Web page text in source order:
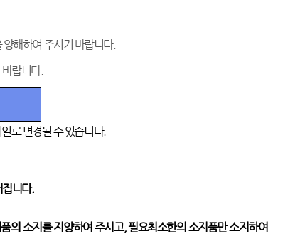
양해하여 주시기 바랍니다.
바랍니다.
로 변경될 수 있습니다.
니다.
의 소지를 지양하여 주시고,필요최소한의 소지품만 소지하여